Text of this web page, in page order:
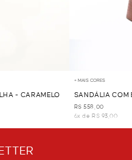
- CARAMELO
+ MAIS CORES
SANDÁLIA COM
R$ 558,00
6x de R$ 93,00